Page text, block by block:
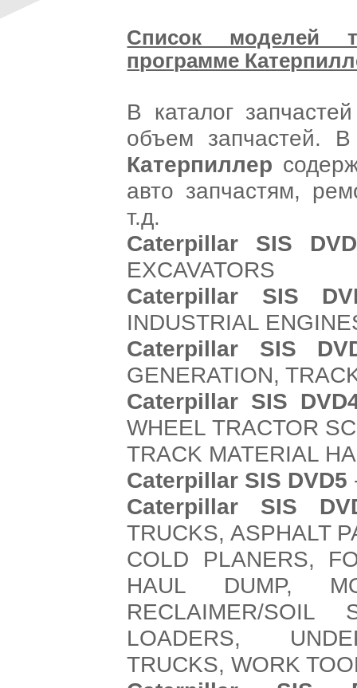
Список моделей
программе
В каталог
объем запчастей. В
Катерпиллер
авто запчастям,
т.д.
Caterpillar SIS
EXCAVATORS
Caterpillar SIS
INDUSTRIAL
Caterpillar SIS
GENERATION,
Caterpillar SIS
WHEEL TRACTOR
TRACK MATERIAL
Caterpillar SIS DVD5
Caterpillar SIS
TRUCKS, ASPHALT
COLD PLANERS,
HAUL DUMP,
RECLAIMER/SOIL
LOADERS,
TRUCKS, WORK